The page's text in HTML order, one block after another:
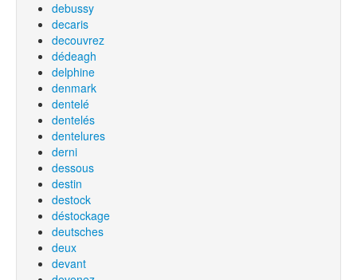
debussy
decaris
decouvrez
dédeagh
delphine
denmark
dentelé
dentelés
dentelures
derni
dessous
destin
destock
déstockage
deutsches
deux
devant